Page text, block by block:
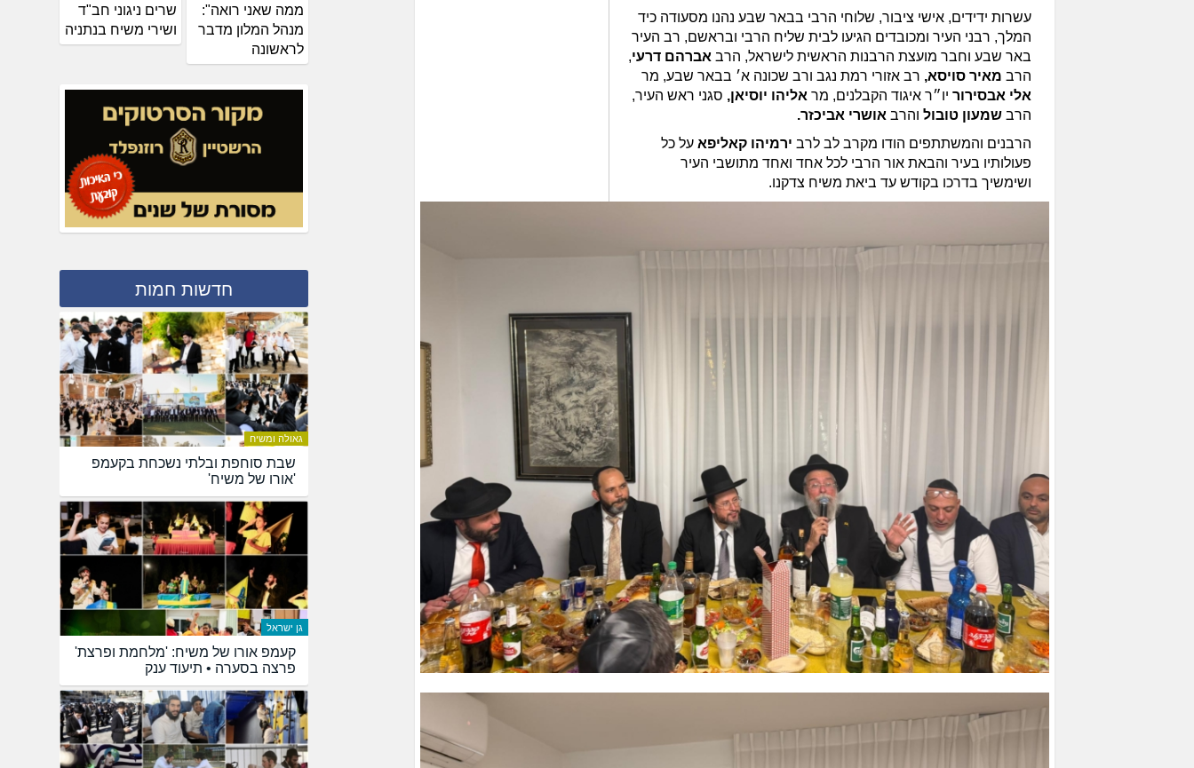
עשרות ידידים, אישי ציבור, שלוחי הרבי בבאר שבע נהנו מסעודה כיד
המלך, רבני העיר ומכובדים הגיעו לבית שליח הרבי ובראשם, רב העיר
באר שבע וחבר מועצת הרבנות הראשית לישראל, הרב אברהם דרעי,
הרב מאיר סויסא, רב אזורי רמת נגב ורב שכונה א׳ בבאר שבע, מר
אלי אבסירור יו״ר איגוד הקבלנים, מר אליהו יוסיאן, סגני ראש העיר,
הרבשמעון טובול והרב אושרי אביכזר.
הרבנים והמשתתפים הודו מקרב לב לרב ירמיהו קאליפא על כל
פעולותיו בעיר והבאת אור הרבי לכל אחד ואחד מתושבי העיר
ושימשיך בדרכו בקודש עד ביאת משיח צדקנו.
שרים ניגוני חב"ד
ושירי משיח בנתניה
ממה שאני רואה":
מנהל המלון מדבר
לראשונה
חדשות חמות
גאולה ומשיח
שבת סוחפת ובלתי נשכחת בקעמפ
'אורו של משיח'
גן ישראל
קעמפ אורו של משיח: 'מלחמת ופרצת'
פרצה בסערה • תיעוד ענק